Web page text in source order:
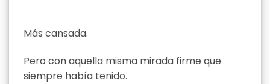
Más cansada.
Pero con aquella misma mirada firme que
siempre había tenido.